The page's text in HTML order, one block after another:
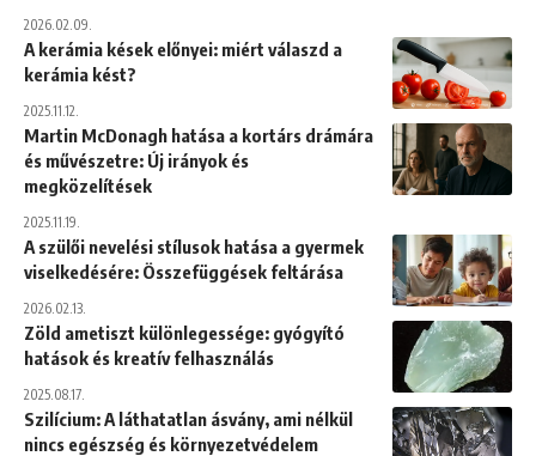
2026.02.09.
A kerámia kések előnyei: miért válaszd a
kerámia kést?
2025.11.12.
Martin McDonagh hatása a kortárs drámára
és művészetre: Új irányok és
megközelítések
2025.11.19.
A szülői nevelési stílusok hatása a gyermek
viselkedésére: Összefüggések feltárása
2026.02.13.
Zöld ametiszt különlegessége: gyógyító
hatások és kreatív felhasználás
2025.08.17.
Szilícium: A láthatatlan ásvány, ami nélkül
nincs egészség és környezetvédelem